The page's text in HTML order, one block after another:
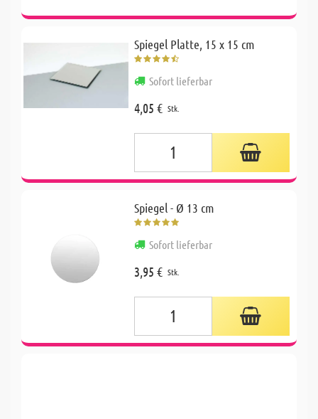
Spiegel Platte, 15 x 15 cm
Sofort lieferbar
4,05 € Stk.
Spiegel - Ø 13 cm
Sofort lieferbar
3,95 € Stk.